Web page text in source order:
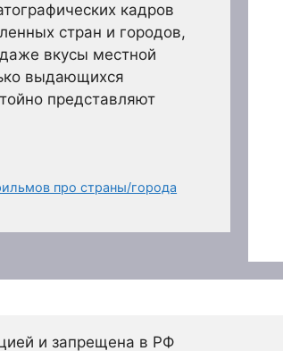
кадров
стран и городов,
вкусы местной
выдающихся
представляют
про страны/города
и запрещена в РФ